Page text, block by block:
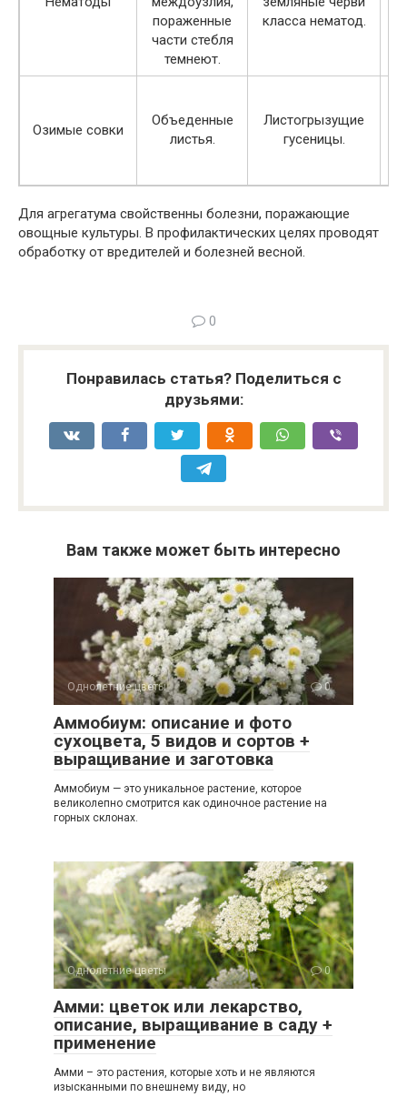
пораженные
части стебля
темнеют.
класса нематод.
Озимые совки
Объеденные
листья.
Листогрызущие
гусеницы.
Для агрегатума свойственны болезни, поражающие
овощные культуры. В профилактических целях проводят
обработку от вредителей и болезней весной.
0
Понравилась статья? Поделиться с
друзьями:
Вам также может быть интересно
Однолетние цветы 0
Аммобиум: описание и фото
сухоцвета, 5 видов и сортов +
выращивание и заготовка
Аммобиум — это уникальное растение, которое
великолепно смотрится как одиночное растение на
горных склонах.
Однолетние цветы 0
Амми: цветок или лекарство,
описание, выращивание в саду +
применение
Амми – это растения, которые хоть и не являются
изысканными по внешнему виду, но